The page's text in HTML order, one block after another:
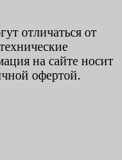
отличаться от
на сайте носит
офертой.